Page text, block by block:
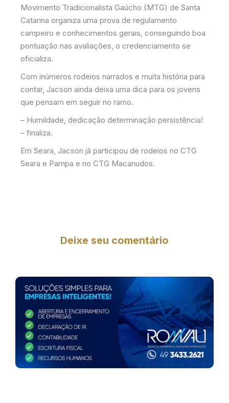
Movimento Tradicionalista Gaúcho (MTG) de Santa
Catarina organiza uma prova de regulamento
campeiro e conhecimentos gerais, conseguindo boa
pontuação nas avaliações, o credenciamento se
oficializa.
Com inúmeros rodeios narrados e muita história para
contar, Jacson ainda deixa uma dica para os jovens
que pensam em seguir no ramo.
– Humildade, dedicação determinação persistência!
– finaliza.
Em Seara, Jacson já participou de rodeios no CTG
Seara e Pampa e no CTG Macanudos.
Deixe seu comentário